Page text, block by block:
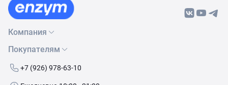
Компания
О нас
Бренды
Контакты
Покупателям
Как сделать заказ
Условия доставки
+7 (926) 978-63-10